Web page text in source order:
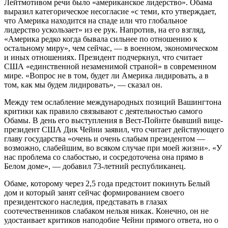
Лейтмотивом речи было «американское лидерство». Обама
выразил категорическое несогласие «с теми, кто утверждает,
что Америка находится на спаде или что глобальное
лидерство ускользает» из ее рук. Напротив, на его взгляд,
«Америка редко когда бывала сильнее по отношению к
остальному миру», чем сейчас, — в военном, экономическом
и иных отношениях. Президент подчеркнул, что считает
США «единственной незаменимой страной» в современном
мире. «Вопрос не в том, будет ли Америка лидировать, а в
том, как мы будем лидировать», — сказал он.
Между тем ослабление международных позиций Вашингтона
критики как правило связывают с деятельностью самого
Обамы. В день его выступления в Вест-Пойнте бывший вице-
президент США Дик Чейни заявил, что считает действующего
главу государства «очень и очень слабым президентом —
возможно, слабейшим, во всяком случае при моей жизни». «У
нас проблема со слабостью, и сосредоточена она прямо в
Белом доме», — добавил 73-летний республиканец.
Обаме, которому через 2,5 года предстоит покинуть Белый
дом и который занят сейчас формированием своего
президентского наследия, представать в глазах
соотечественников слабаком нельзя никак. Конечно, он не
удостаивает критиков наподобие Чейни прямого ответа, но о